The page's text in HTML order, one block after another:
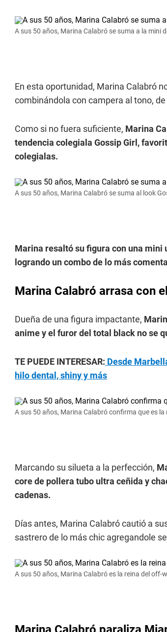
A sus 50 años, Marina Calabró se suma a la mini
En esta oportunidad, Marina Calabró
combinándola con campera al tono,
Como si no fuera suficiente, Marina
tendencia colegiala Gossip Girl,
colegialas.
A sus 50 años, Marina Calabró se suma al look
Marina resaltó su figura con una mini
logrando un combo de lo más
Marina Calabró arrasa con
Dueña de una figura impactante,
anime y el furor del total black no se
TE PUEDE INTERESAR: Desde
hilo dental, shiny y más
A sus 50 años, Marina Calabró confirma que es
Marcando su silueta a la perfección,
core de pollera tubo ultra ceñida y
cadenas.
Días antes, Marina Calabró cautió a
sastrero de lo más chic agregandole
A sus 50 años, Marina Calabró es la reina del off-